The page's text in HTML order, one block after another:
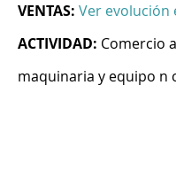
VENTAS: Ver evolución
ACTIVIDAD: Comercio
maquinaria y equipo n